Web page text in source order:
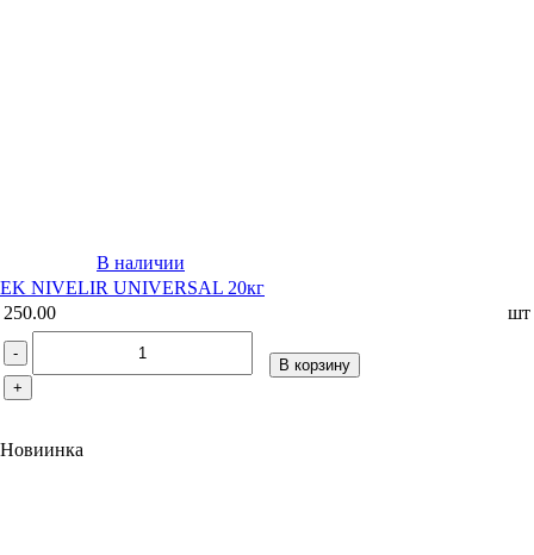
В наличии
EK NIVELIR UNIVERSAL 20кг
250.00
шт
-
+
В корзину
Новиинка